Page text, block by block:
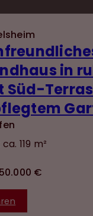
in
Süd-
119 m²
€